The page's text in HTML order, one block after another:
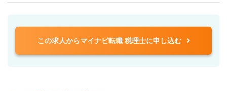
この求人からマイナビ転職 税理士に申し込む